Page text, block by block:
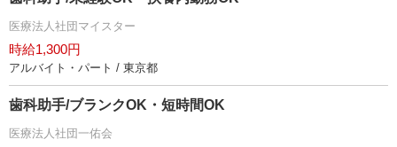
医療法人社団マイスター
時給1,300円
アルバイト・パート / 東京都
歯科助手/ブランクOK・短時間OK
医療法人社団一佑会